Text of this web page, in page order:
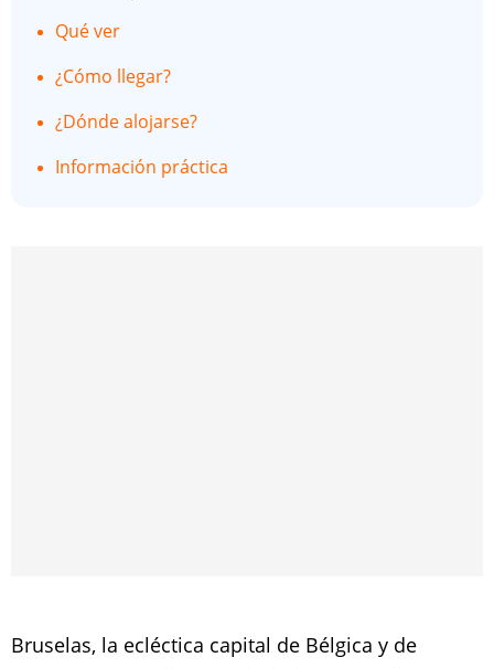
Qué ver
¿Cómo llegar?
¿Dónde alojarse?
Información práctica
Bruselas, la ecléctica capital de Bélgica y de